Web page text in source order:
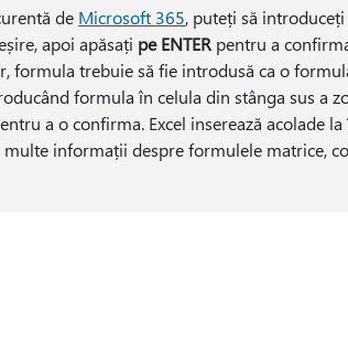
de Microsoft 365, puteți să
apoi apăsați pe ENTER pentru a
formula trebuie să fie introdusă ca o
formula în celula din stânga sus a
a o confirma. Excel inserează acolade
informații despre formulele matrice,